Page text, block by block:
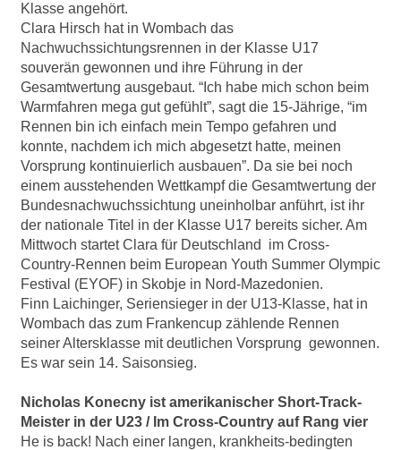
Klasse angehört.
Clara Hirsch hat in Wombach das
Nachwuchssichtungsrennen in der Klasse U17
souverän gewonnen und ihre Führung in der
Gesamtwertung ausgebaut. “Ich habe mich schon beim
Warmfahren mega gut gefühlt”, sagt die 15-Jährige, “im
Rennen bin ich einfach mein Tempo gefahren und
konnte, nachdem ich mich abgesetzt hatte, meinen
Vorsprung kontinuierlich ausbauen”. Da sie bei noch
einem ausstehenden Wettkampf die Gesamtwertung der
Bundesnachwuchssichtung uneinholbar anführt, ist ihr
der nationale Titel in der Klasse U17 bereits sicher. Am
Mittwoch startet Clara für Deutschland im Cross-
Country-Rennen beim European Youth Summer Olympic
Festival (EYOF) in Skobje in Nord-Mazedonien.
Finn Laichinger, Seriensieger in der U13-Klasse, hat in
Wombach das zum Frankencup zählende Rennen
seiner Altersklasse mit deutlichen Vorsprung gewonnen.
Es war sein 14. Saisonsieg.
Nicholas Konecny ist amerikanischer Short-Track-
Meister in der U23 / Im Cross-Country auf Rang vier
He is back! Nach einer langen, krankheits-bedingten